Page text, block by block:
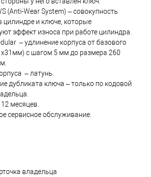
(Anti-Wear System) – совокупность
цилиндре и ключе, которые
эффект износа при работе цилиндра.
– удлинение корпуса от базового
с шагом 5 мм до размера 260
– латунь.
дубликата ключа – только по кодовой
месяцев.
сервисное обслуживание.
владельца